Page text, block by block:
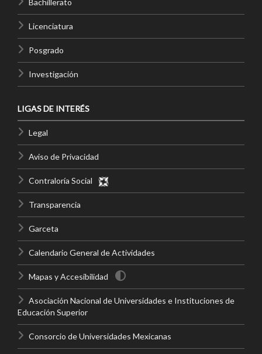
Licenciatura
Posgrado
Investigación
LIGAS DE INTERÉS
Legal
Aviso de Privacidad
Contraloría Social
Transparencia
Garceta
Calendario General de Actividades
Mapas y Accesibilidad
Asociación Nacional de Universidades e Instituciones de
Educación Superior
Consorcio de Universidades Mexicanas